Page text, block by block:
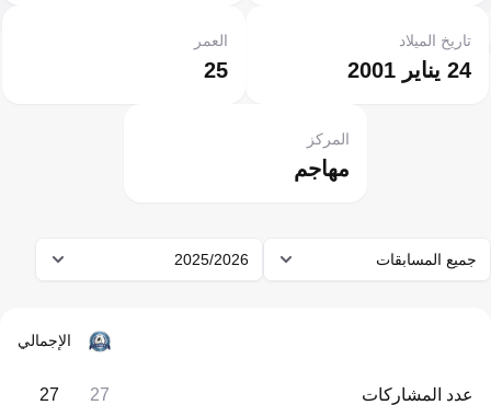
24 يناير 2001
تاريخ الميلاد
25
العمر
مهاجم
المركز
جميع المسابقات 2025/2026
الإجمالي
عدد المشاركات 27
27